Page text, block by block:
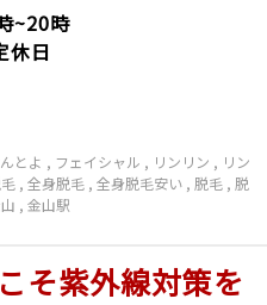
~20時
休日
とよ , フェイシャル , リンリン , リン
,全身脱毛 ,全身脱毛安い ,脱毛 ,脱
,金山駅
そ紫外線対策を